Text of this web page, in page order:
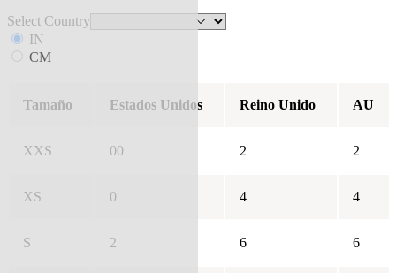
Select Country
IN
CM
Tamaño Estados Unidos Reino Unido AU
XXS 00 2 2
XS 0 4 4
S 2 6 6